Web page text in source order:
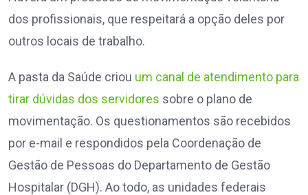
dos profissionais, que respeitará a opção deles por
outros locais de trabalho.
A pasta da Saúde criou um canal de atendimento para
tirar dúvidas dos servidores sobre o plano de
movimentação. Os questionamentos são recebidos
por e-mail e respondidos pela Coordenação de
Gestão de Pessoas do Departamento de Gestão
Hospitalar (DGH). Ao todo, as unidades federais